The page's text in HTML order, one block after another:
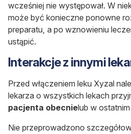
wcześniej nie występował. W
może być konieczne ponowne
preparatu, a po wznowieniu
ustąpić.
Interakcje z innymi
Przed włączeniem leku Xyzal
lekarza o wszystkich lekach
pacjenta obecnielub w
Nie przeprowadzono